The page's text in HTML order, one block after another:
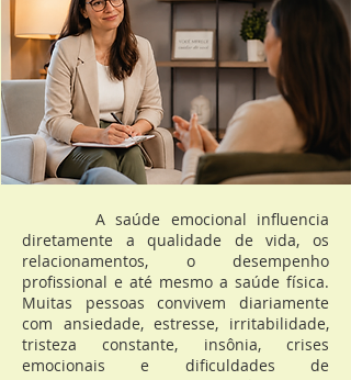
A saúde emocional influencia
diretamente a qualidade de vida, os
relacionamentos, o desempenho
profissional e até mesmo a saúde física.
Muitas pessoas convivem diariamente
com ansiedade, estresse, irritabilidade,
tristeza constante, insônia, crises
emocionais e dificuldades de